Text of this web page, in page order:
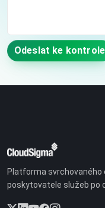
Odeslat ke kontrole
Platforma svrchovaného
poskytovatele služeb po